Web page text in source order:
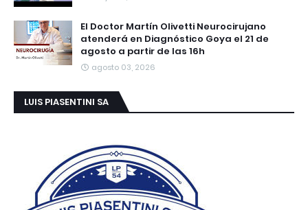
El Doctor Martín Olivetti Neurocirujano
atenderá en Diagnóstico Goya el 21 de
agosto a partir de las 16h
agosto 03, 2026
LUIS PIASENTINI SA